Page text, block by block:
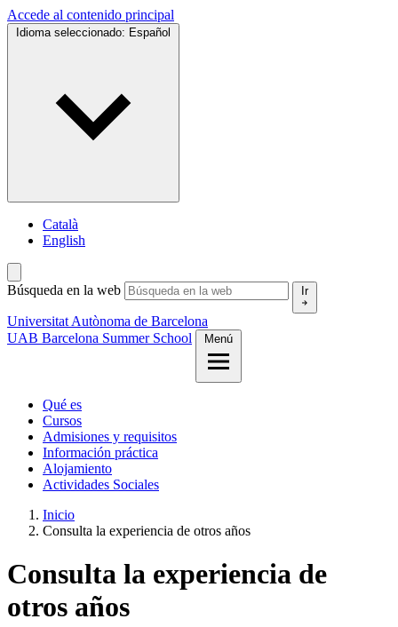
Accede al contenido principal
Idioma seleccionado: Español
Català
English
Búsqueda en la web Ir
Universitat Autònoma de Barcelona
UAB Barcelona Summer School
Menú
Qué es
Cursos
Admisiones y requisitos
Información práctica
Alojamiento
Actividades Sociales
Inicio
Consulta la experiencia de otros años
Consulta la experiencia de
otros años